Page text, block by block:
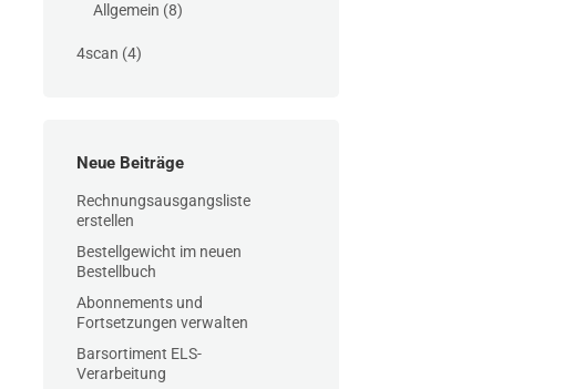
Allgemein (8)
4scan (4)
Neue Beiträge
Rechnungsausgangsliste
erstellen
Bestellgewicht im neuen
Bestellbuch
Abonnements und
Fortsetzungen verwalten
Barsortiment ELS-
Verarbeitung